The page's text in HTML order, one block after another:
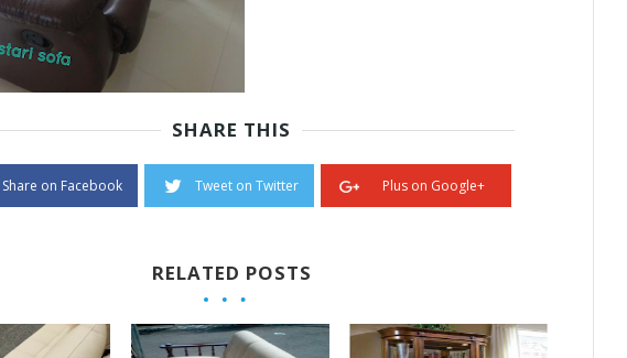
SHARE THIS
Share on Facebook Tweet on Twitter Plus on Google+
RELATED POSTS